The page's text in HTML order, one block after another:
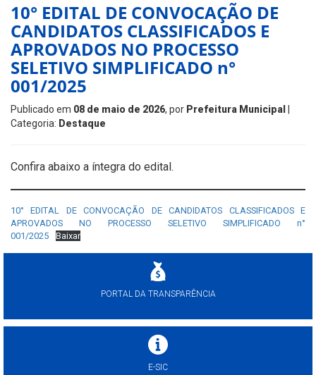
10° EDITAL DE CONVOCAÇÃO DE
CANDIDATOS CLASSIFICADOS E
APROVADOS NO PROCESSO
SELETIVO SIMPLIFICADO n°
001/2025
Publicado em 08 de maio de 2026, por Prefeitura Municipal
Categoria: Destaque
Confira abaixo a íntegra do edital.
10° EDITAL DE CONVOCAÇÃO DE CANDIDATOS CLASSIFICADOS E
APROVADOS NO PROCESSO SELETIVO SIMPLIFICADO n°
001/2025
Baixar
PORTAL DA TRANSPARÊNCIA
E-SIC